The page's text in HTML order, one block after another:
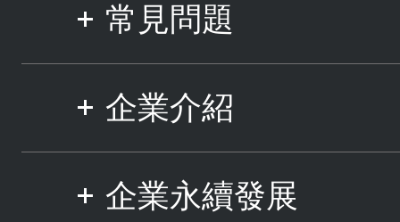
常見問題
企業介紹
企業永續發展